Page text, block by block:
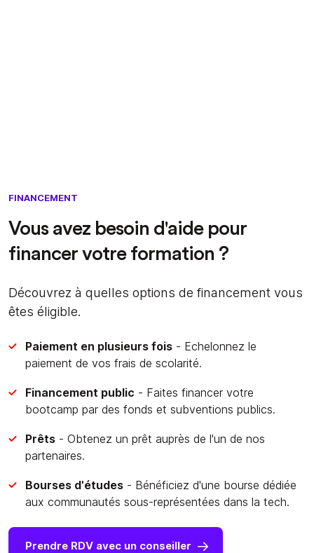
FINANCEMENT
Vous avez besoin d'aide pour
financer votre formation ?
Découvrez à quelles options de financement vous
êtes éligible.
Paiement en plusieurs fois - Echelonnez le
paiement de vos frais de scolarité.
Financement public - Faites financer votre
bootcamp par des fonds et subventions publics.
Prêts - Obtenez un prêt auprès de l'un de nos
partenaires.
Bourses d'études - Bénéficiez d'une bourse dédiée
aux communautés sous-représentées dans la tech.
Prendre RDV avec un conseiller